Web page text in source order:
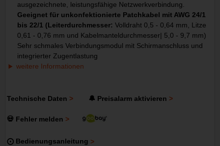
ausgezeichnete, leistungsfähige Netzwerkverbindung.
Geeignet für unkonfektionierte Patchkabel mit AWG 24/1
bis 22/1 (Leiterdurchmesser: Volldraht 0,5 - 0,64 mm, Litze
0,61 - 0,76 mm und Kabelmanteldurchmesser| 5,0 - 9,7 mm)
Sehr schmales Verbindungsmodul mit Schirmanschluss und
integrierter Zugentlastung
weitere Informationen
Technische Daten 🔔 Preisalarm aktivieren
💀 Fehler melden
⨀ Bedienungsanleitung